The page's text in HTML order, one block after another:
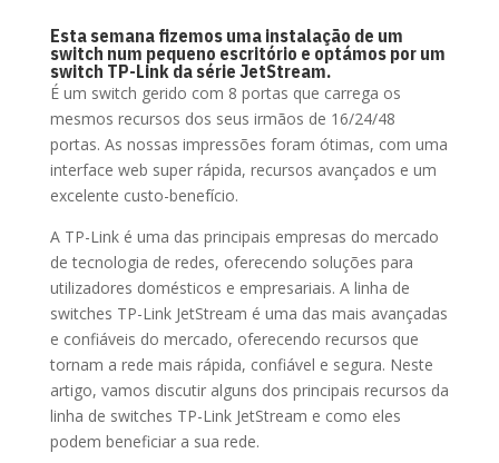
Esta semana fizemos uma instalação de um
switch num pequeno escritório e optámos por um
switch TP-Link da série JetStream.
É um switch gerido com 8 portas que carrega os
mesmos recursos dos seus irmãos de 16/24/48
portas. As nossas impressões foram ótimas, com uma
interface web super rápida, recursos avançados e um
excelente custo-benefício.
A TP-Link é uma das principais empresas do mercado
de tecnologia de redes, oferecendo soluções para
utilizadores domésticos e empresariais. A linha de
switches TP-Link JetStream é uma das mais avançadas
e confiáveis do mercado, oferecendo recursos que
tornam a rede mais rápida, confiável e segura. Neste
artigo, vamos discutir alguns dos principais recursos da
linha de switches TP-Link JetStream e como eles
podem beneficiar a sua rede.